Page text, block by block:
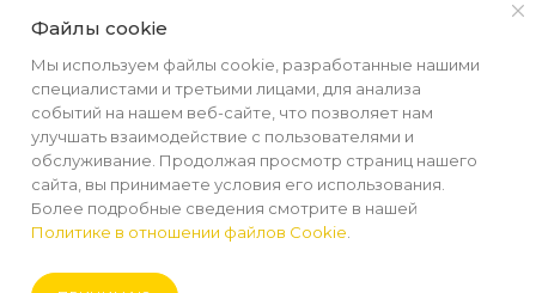
ПОЛИТИКА КОНФИДЕНЦИАЛЬНОСТИ
2026 © ООО "АЛЬФА-ТЕРМ КОМПЛЕКТ"
Файлы cookie
Мы используем файлы cookie, разработанные нашими
специалистами и третьими лицами, для анализа
событий на нашем веб-сайте, что позволяет нам
улучшать взаимодействие с пользователями и
обслуживание. Продолжая просмотр страниц нашего
сайта, вы принимаете условия его использования.
Более подробные сведения смотрите в нашей
Политике в отношении файлов Cookie